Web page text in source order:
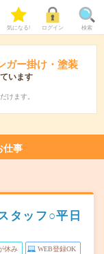
気になる! ログイン 検索
ガー掛け・塗装
います
けます。
仕事
タッフ○平日
休み WEB登録OK